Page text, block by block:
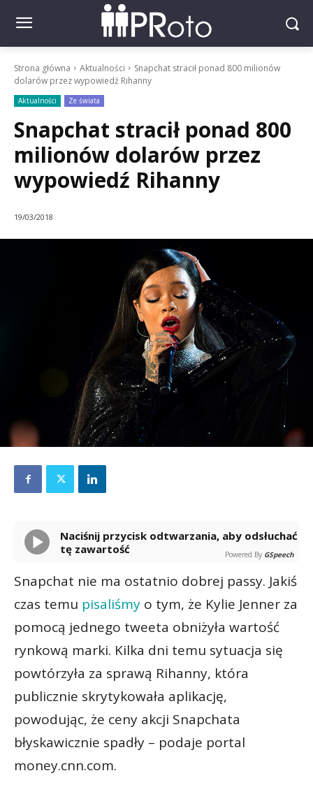
Strona główna Aktualności
Snapchat stracił ponad 800 milionów
dolarów przez wypowiedź Rihanny
Aktualności Ze świata
Snapchat stracił ponad 800
milionów dolarów przez
wypowiedź Rihanny
19/03/2018
Naciśnij przycisk odtwarzania, aby odsłuchać
tę zawartość
Powered By GSpeech
Snapchat nie ma ostatnio dobrej passy. Jakiś
czas temu pisaliśmy o tym, że Kylie Jenner za
pomocą jednego tweeta obniżyła wartość
rynkową marki. Kilka dni temu sytuacja się
powtórzyła za sprawą Rihanny, która
publicznie skrytykowała aplikację,
powodując, że ceny akcji Snapchata
błyskawicznie spadły – podaje portal
money.cnn.com.